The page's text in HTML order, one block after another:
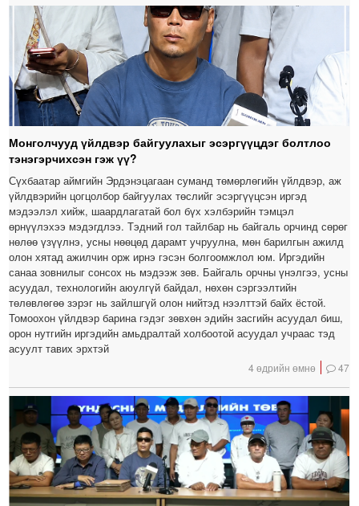
Монголчууд үйлдвэр байгуулахыг эсэргүүцдэг болтлоо
тэнэгэрчихсэн гэж үү?
Сүхбаатар аймгийн Эрдэнэцагаан суманд төмөрлөгийн үйлдвэр, аж
үйлдвэрийн цогцолбор байгуулах төслийг эсэргүүцсэн иргэд
мэдээлэл хийж, шаардлагатай бол бүх хэлбэрийн тэмцэл
өрнүүлэхээ мэдэгдлээ. Тэдний гол тайлбар нь байгаль орчинд сөрөг
нөлөө үзүүлнэ, усны нөөцөд дарамт учруулна, мөн барилгын ажилд
олон хятад ажилчин орж ирнэ гэсэн болгоомжлол юм. Иргэдийн
санаа зовнилыг сонсох нь мэдээж зөв. Байгаль орчны үнэлгээ, усны
асуудал, технологийн аюулгүй байдал, нөхөн сэргээлтийн
төлөвлөгөө зэрэг нь зайлшгүй олон нийтэд нээлттэй байх ёстой.
Томоохон үйлдвэр барина гэдэг зөвхөн эдийн засгийн асуудал биш,
орон нутгийн иргэдийн амьдралтай холбоотой асуудал учраас тэд
асуулт тавих эрхтэй
4 өдрийн өмнө 47